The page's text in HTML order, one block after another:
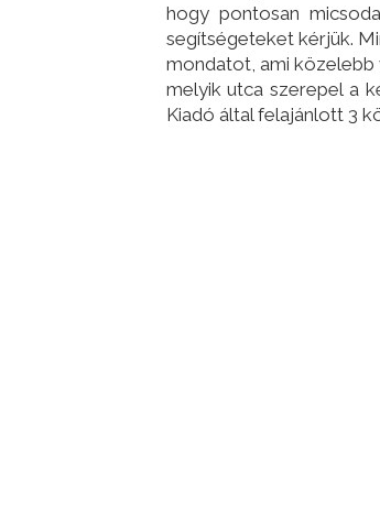
hogy pontosan
segítségeteket kérjük.
mondatot, ami közelebb
melyik utca szerepel a
Kiadó által felajánlott 3